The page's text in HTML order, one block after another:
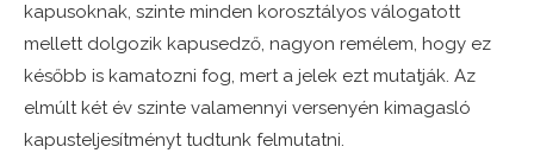
kapusoknak, szinte minden korosztályos válogatott
mellett dolgozik kapusedző, nagyon remélem, hogy ez
később is kamatozni fog, mert a jelek ezt mutatják. Az
elmúlt két év szinte valamennyi versenyén kimagasló
kapusteljesítményt tudtunk felmutatni.